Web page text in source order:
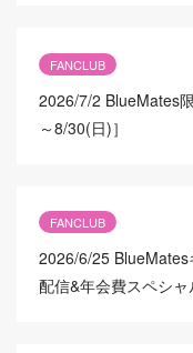
FANCLUB
2026/7/2 BlueMates
～8/30(日)］
FANCLUB
2026/6/25
配信&年会費スペシ